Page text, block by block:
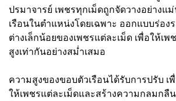
ปรมาจารย์ เพชรทุกเม็ดถูกจัดวางอย่างแ
เรือนในตำแหน่งโดยเฉพาะ ออกแบบร่อง
ต่างเล็กน้อยของเพชรแต่ละเม็ด เพื่อให้เพ
สูงเท่ากันอย่างสม่ำเสมอ
ความสูงของขอบตัวเรือนได้รับการปรับ เ
ให้เพชรแต่ละเม็ดและสร้างความกลมกลื